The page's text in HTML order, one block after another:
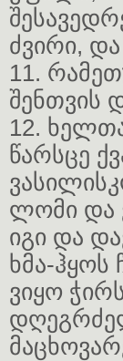
ძვირი,
11.
შენთვის
12.
წარსცე
ლომი და
იგი და
ხმა-ჰყოს
ვიყო